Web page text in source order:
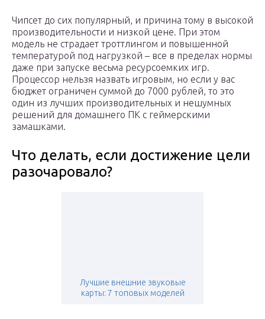
Чипсет до сих популярный, и причина тому в высокой
производительности и низкой цене. При этом
модель не страдает троттлингом и повышенной
температурой под нагрузкой – все в пределах нормы
даже при запуске весьма ресурсоемких игр.
Процессор нельзя назвать игровым, но если у вас
бюджет ограничен суммой до 7000 рублей, то это
один из лучших производительных и нешумных
решений для домашнего ПК с геймерскими
замашками.
Что делать, если достижение цели
разочаровало?
Лучшие внешние звуковые
карты: 7 топовых моделей